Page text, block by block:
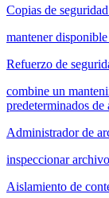
Copias de
mantener
Refuerzo de
combine un
predeterminados
Administrador de
inspeccionar
Aislamiento de